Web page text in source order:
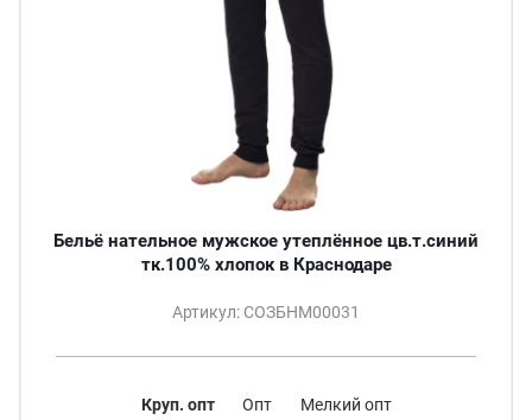
Бельё нательное мужское утеплённое цв.т.синий
тк.100% хлопок в Краснодаре
Артикул: СОЗБНМ00031
Круп. опт Опт Мелкий опт